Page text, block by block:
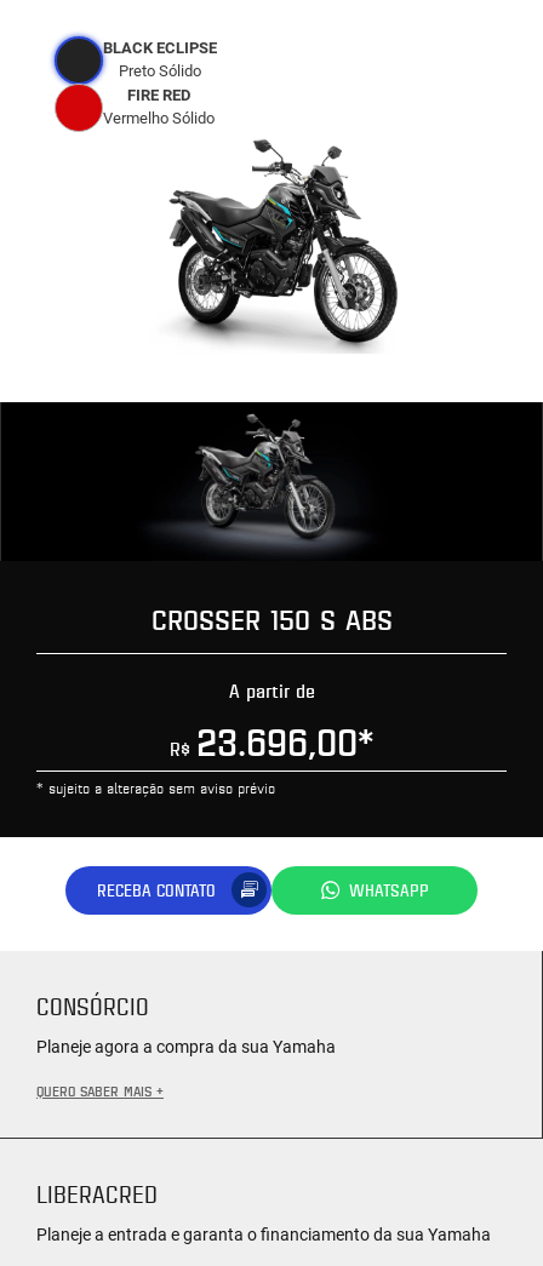
BLACK ECLIPSE
Preto Sólido
FIRE RED
Vermelho Sólido
CROSSER 150 S ABS
A partir de
R$ 23.696,00*
* sujeito a alteração sem aviso prévio
RECEBA CONTATO WHATSAPP
CONSÓRCIO
Planeje agora a compra da sua Yamaha
QUERO SABER MAIS +
LIBERACRED
Planeje a entrada e garanta o financiamento da sua Yamaha